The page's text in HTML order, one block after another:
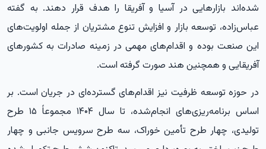
شده‌اند بازارهایی در آسیا و آفریقا را هدف قرار دهند. به گفته
عباس‌زاده، توسعه بازار و افزایش تنوع مشتریان از جمله اولویت‌های
این صنعت بوده و اقدام‌های مهمی در زمینه صادرات به کشورهای
آفریقایی و همچنین هند صورت گرفته است.
در حوزه توسعه ظرفیت نیز اقدام‌های گسترده‌ای در جریان است. بر
اساس برنامه‌ریزی‌های انجام‌شده، تا سال ۱۴۰۴ مجموعاً ۱۵ طرح
تولیدی، چهار طرح تأمین خوراک، سه طرح سرویس جانبی و چهار